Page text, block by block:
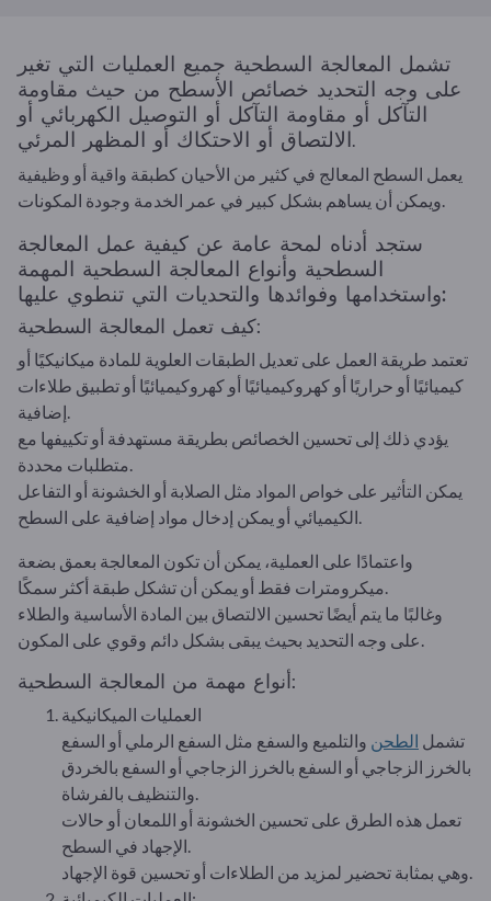
تشمل المعالجة السطحية جميع العمليات التي تغير
على وجه التحديد خصائص الأسطح من حيث مقاومة
التآكل أو مقاومة التآكل أو التوصيل الكهربائي أو
الالتصاق أو الاحتكاك أو المظهر المرئي.
يعمل السطح المعالج في كثير من الأحيان كطبقة واقية أو وظيفية
ستجد أدناه لمحة عامة عن كيفية عمل المعالجة
السطحية وأنواع المعالجة السطحية المهمة
واستخدامها وفوائدها والتحديات التي تنطوي عليها:
كيف تعمل المعالجة السطحية:
تعتمد طريقة العمل على تعديل الطبقات العلوية للمادة ميكانيكيًا أو
كيميائيًا أو حراريًا أو كهروكيميائيًا أو كهروكيميائيًا أو تطبيق طلاءات
يؤدي ذلك إلى تحسين الخصائص بطريقة مستهدفة أو تكييفها مع
يمكن التأثير على خواص المواد مثل الصلابة أو الخشونة أو التفاعل
واعتمادًا على العملية، يمكن أن تكون المعالجة بعمق بضعة
وغالبًا ما يتم أيضًا تحسين الالتصاق بين المادة الأساسية والطلاء
أنواع مهمة من المعالجة السطحية:
العمليات الميكانيكية
تشمل الطحن والتلميع والسفع مثل السفع الرملي أو السفع
بالخرز الزجاجي أو السفع بالخرز الزجاجي أو السفع بالخردق
تعمل هذه الطرق على تحسين الخشونة أو اللمعان أو حالات